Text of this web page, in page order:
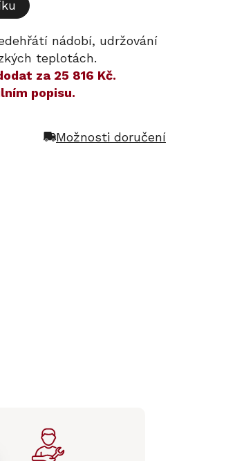
nádobí, udržování
teplotách.
za 25 816 Kč.
popisu.
Možnosti doručení